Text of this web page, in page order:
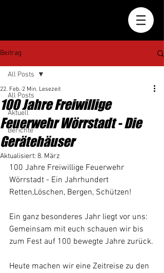
Beitrag
All Posts
Aktuell
Berichte
All Posts
100 Jahre Freiwillige
Feuerwehr Wörrstadt - Die
Gerätehäuser
22. Feb. 2 Min. Lesezeit
Aktualisiert: 8. März
100 Jahre Freiwillige Feuerwehr
Wörrstadt - Ein Jahrhundert
Retten,Löschen, Bergen, Schützen!
Ein ganz besonderes Jahr liegt vor uns:
Gemeinsam mit euch schauen wir bis
zum Fest auf 100 bewegte Jahre zurück.
Heute machen wir eine Zeitreise zu den